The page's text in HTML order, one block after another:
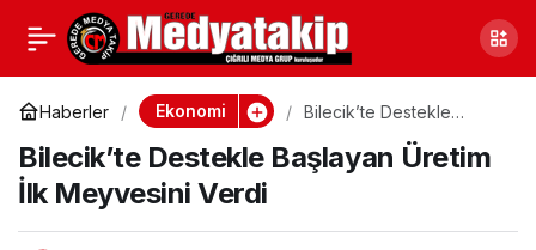
Haberler Ekonomi
Bilecik’te Destekle
Meyvesini Verdi
Bilecik’te Destekle Başlayan Üretim
İlk Meyvesini Verdi
Kartepe’de Eşme
Eriklerinde Hasat
Sevinci
Paylaş